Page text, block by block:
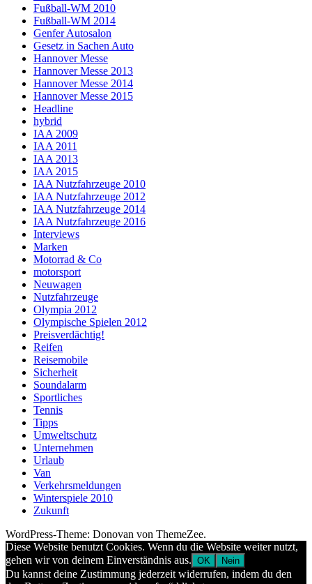
Fußball-WM 2010
Fußball-WM 2014
Genfer Autosalon
Gesetz in Sachen Auto
Hannover Messe
Hannover Messe 2013
Hannover Messe 2014
Hannover Messe 2015
Headline
hybrid
IAA 2009
IAA 2011
IAA 2013
IAA 2015
IAA Nutzfahrzeuge 2010
IAA Nutzfahrzeuge 2012
IAA Nutzfahrzeuge 2014
IAA Nutzfahrzeuge 2016
Interviews
Marken
Motorrad & Co
motorsport
Neuwagen
Nutzfahrzeuge
Olympia 2012
Olympische Spielen 2012
Preisverdächtig!
Reifen
Reisemobile
Sicherheit
Soundalarm
Sportliches
Tennis
Tipps
Umweltschutz
Unternehmen
Urlaub
Van
Verkehrsmeldungen
Winterspiele 2010
Zukunft
WordPress-Theme: Donovan von ThemeZee.
Diese Website benutzt Cookies. Wenn du die Website weiter nutzt,
gehen wir von deinem Einverständnis aus. OK Nein
Du kannst deine Zustimmung jederzeit widerrufen, indem du den